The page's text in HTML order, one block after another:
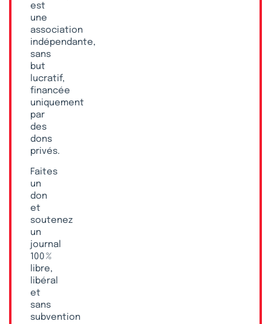
est
une
association
indépendante,
sans
but
lucratif,
financée
uniquement
par
des
dons
privés.
Faites
un
don
et
soutenez
un
journal
100 %
libre,
libéral
et
sans
subvention